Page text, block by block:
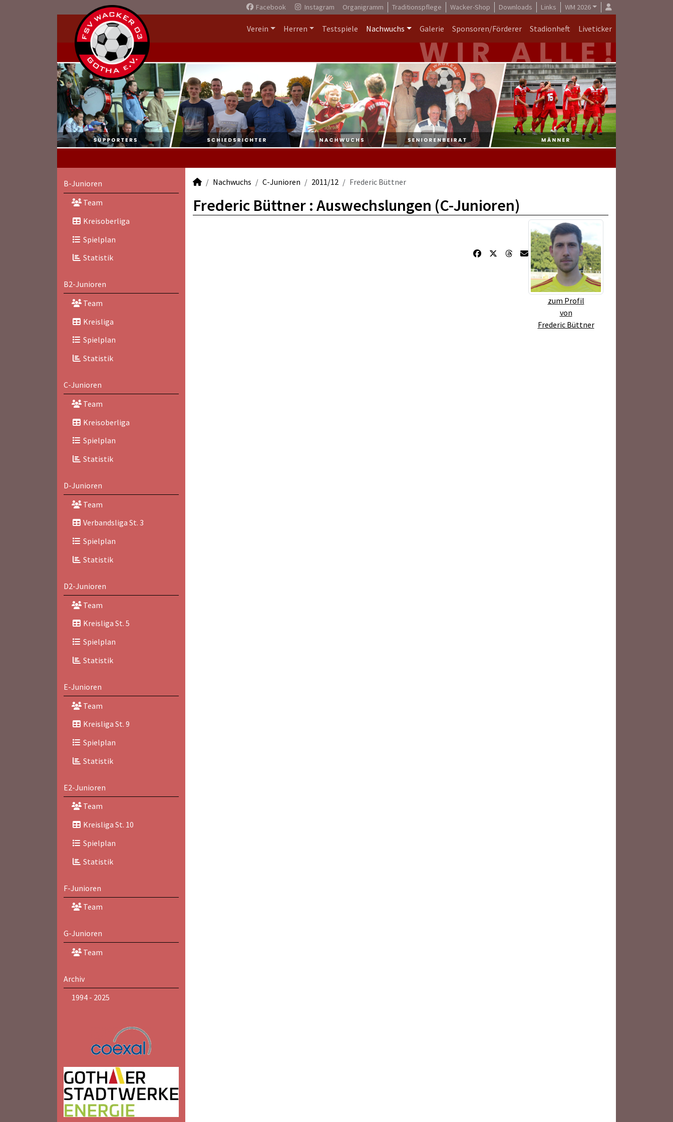
Facebook Instagram Organigramm Traditionspflege Wacker-Shop Downloads Links WM 2026
Verein Herren Testspiele Nachwuchs Galerie Sponsoren/Förderer Stadionheft Liveticker
B-Junioren
Team
Kreisoberliga
Spielplan
Statistik
B2-Junioren
Team
Kreisliga
Spielplan
Statistik
C-Junioren
Team
Kreisoberliga
Spielplan
Statistik
D-Junioren
Team
Verbandsliga St. 3
Spielplan
Statistik
D2-Junioren
Team
Kreisliga St. 5
Spielplan
Statistik
E-Junioren
Team
Kreisliga St. 9
Spielplan
Statistik
E2-Junioren
Team
Kreisliga St. 10
Spielplan
Statistik
F-Junioren
Team
G-Junioren
Team
Archiv
1994 - 2025
Nachwuchs C-Junioren 2011/12 Frederic Büttner
Frederic Büttner : Auswechslungen (C-Junioren)
zum Profil
von
Frederic Büttner